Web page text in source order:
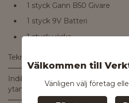
Välkommen till
Vänligen välj företag
1 styck Gann B50 Givare
1 styck 9V Batteri
1 styck väska
Tekniska data:
Indikerar fukt utan att förstöra
ytan